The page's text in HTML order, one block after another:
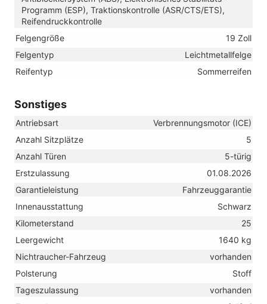
Programm (ESP), Traktionskontrolle (ASR/CTS/ETS),
Reifendruckkontrolle
Felgengröße
19 Zoll
Felgentyp
Leichtmetallfelge
Reifentyp
Sommerreifen
Sonstiges
Antriebsart
Verbrennungsmotor (ICE)
Anzahl Sitzplätze
5
Anzahl Türen
5-türig
Erstzulassung
01.08.2026
Garantieleistung
Fahrzeuggarantie
Innenausstattung
Schwarz
Kilometerstand
25
Leergewicht
1640 kg
Nichtraucher-Fahrzeug
vorhanden
Polsterung
Stoff
Tageszulassung
vorhanden